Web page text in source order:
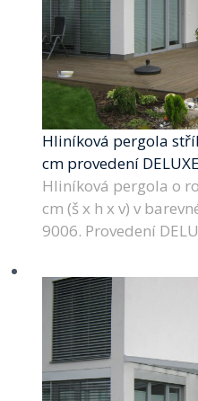
Hliníková pergola
cm provedení DELUXE
Hliníková pergola o
cm (š x h x v) v
9006. Provedení